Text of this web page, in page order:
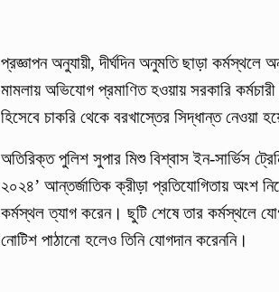
প্রজ্ঞাপন অনুযায়ী, দীর্ঘদিন অনুমতি ছাড়া
মামলায় অভিযোগ প্রমাণিত হওয়ায় সরকারি
হিসেবে চাকরি থেকে বরখাস্তের সিদ্ধান্ত নেওয়া
অতিরিক্ত পুলিশ সুপার মিশু বিশ্বাস ইন-সার্ভিস
২০২৪’ আন্তর্জাতিক ক্রীড়া প্রতিযোগিতায় অংশ
কর্মস্থল ত্যাগ করেন। ছুটি শেষে তার কর্মস্থলে
নোটিশ পাঠানো হলেও তিনি যোগদান করেননি।